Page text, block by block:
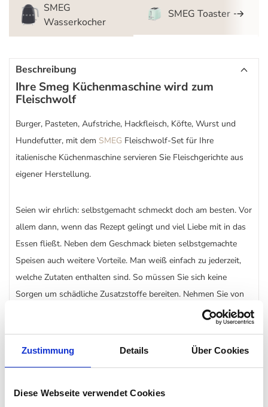
Zustimmung Details Über Cookies
Diese Webseite verwendet Cookies
SMEG
Wasserkocher
SMEG Toaster
Beschreibung
Ihre Smeg Küchenmaschine wird zum
Fleischwolf
Burger, Pasteten, Aufstriche, Hackfleisch, Köfte, Wurst und
Hundefutter, mit dem SMEG Fleischwolf-Set für Ihre
italienische Küchenmaschine servieren Sie Fleischgerichte aus
eigener Herstellung.
Seien wir ehrlich: selbstgemacht schmeckt doch am besten. Vor
allem dann, wenn das Rezept gelingt und viel Liebe mit in das
Essen fließt. Neben dem Geschmack bieten selbstgemachte
Speisen auch weitere Vorteile. Man weiß einfach zu jederzeit,
welche Zutaten enthalten sind. So müssen Sie sich keine
Sorgen um schädliche Zusatzstoffe bereiten. Nehmen Sie von
Ihnen ausgewählte Zutaten in die Hand und zaubern Sie sich
3 Lochscheiben
Dank der 3 Lochscheiben aus geschmacksneutralem Edelstahl